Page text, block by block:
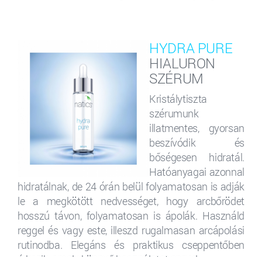
HYDRA PURE
HIALURON
SZÉRUM
Kristálytiszta
szérumunk
illatmentes, gyorsan
beszívódik és
bőségesen hidratál.
Hatóanyagai azonnal
hidratálnak, de 24 órán belül folyamatosan is adják
le a megkötött nedvességet, hogy arcbőrödet
hosszú távon, folyamatosan is ápolák. Használd
reggel és vagy este, illeszd rugalmasan arcápolási
rutinodba. Elegáns és praktikus cseppentőben